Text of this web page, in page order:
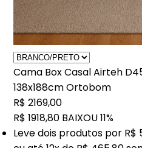
Cama Box Casal Airteh
138x188cm Ortobom
R$ 2169,00
R$ 1918,80 BAIXOU 11%
Levedois produtos por R$